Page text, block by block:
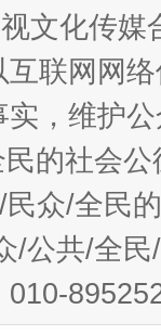
文化传
联网网
，维护
的社会公
众/全民
/公共/全
010-